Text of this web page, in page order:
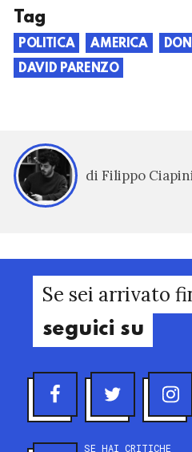
Tag
POLITICA AMERICA
DAVID PARENZO
di Filippo
Se sei arrivato
seguici su
SE HAI CRITICHE